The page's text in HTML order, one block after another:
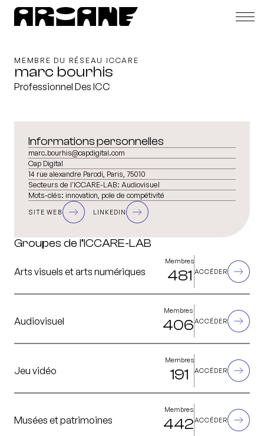
MEMBRE DU RÉSEAU ICCARE
marc bourhis
Professionnel Des ICC
Informations personnelles
marc.bourhis@capdigital.com
Cap Digital
14 rue alexandre Parodi, Paris, 75010
Secteurs de l'ICCARE-LAB: Audiovisuel
Mots-clés: innovation, pole de compétivité
SITE WEB LINKEDIN
Groupes de l’ICCARE-LAB
Arts visuels et arts numériques
Membres
481 ACCÉDER
Audiovisuel
Membres
406ACCÉDER
Jeu vidéo
Membres
191 ACCÉDER
Musées et patrimoines
Membres
442ACCÉDER